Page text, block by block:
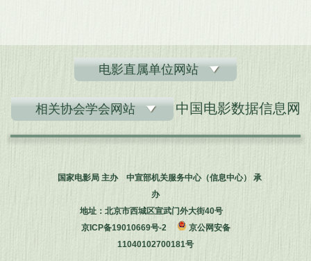
电影直属单位网站
相关协会学会网站 中国电影数据信息网
国家电影局 主办 中宣部机关服务中心（信息中心） 承
办
地址：北京市西城区宣武门外大街40号
京ICP备19010669号-2
京公网安备
11040102700181号